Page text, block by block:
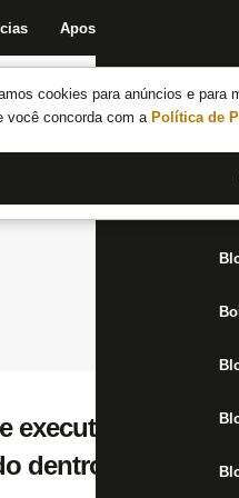
cookies para anúncios e para
você concorda com a Política de
Apostas
executivo explica
dentro da lei’